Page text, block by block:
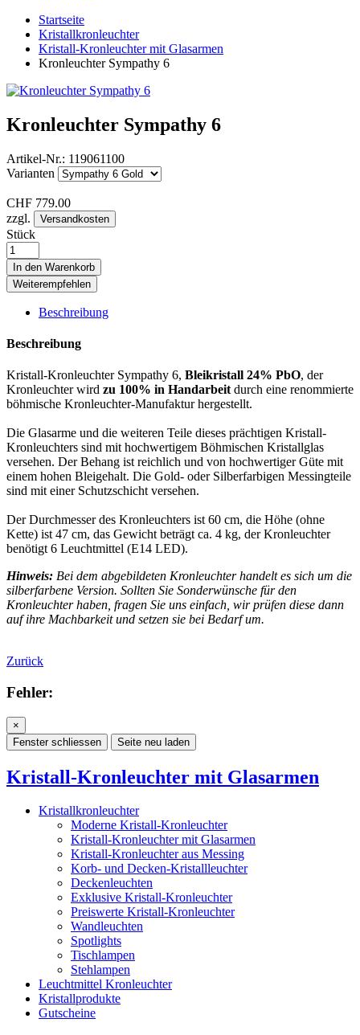
Startseite
Kristallkronleuchter
Kristall-Kronleuchter mit Glasarmen
Kronleuchter Sympathy 6
Kronleuchter Sympathy 6
Artikel-Nr.: 119061100
Varianten
CHF 779.00
zzgl.
Versandkosten
Stück
In den Warenkorb
Weiterempfehlen
Beschreibung
Beschreibung
Kristall-Kronleuchter Sympathy 6, Bleikristall 24% PbO, der
Kronleuchter wird zu 100% in Handarbeit durch eine renommierte
böhmische Kronleuchter-Manufaktur hergestellt.
Die Glasarme und die weiteren Teile dieses prächtigen Kristall-
Kronleuchters sind mit hochwertigem Böhmischen Kristallglas
versehen. Der Behang ist reichlich und von hochwertiger Güte mit
einem hohen Bleigehalt. Die Gold- oder Silberfarbigen Messingteile
sind mit einer Schutzschicht versehen.
Der Durchmesser des Kronleuchters ist 60 cm, die Höhe (ohne
Kette) ist 47 cm, das Gewicht beträgt ca. 4 kg, der Kronleuchter
benötigt 6 Leuchtmittel (E14 LED).
Hinweis: Bei dem abgebildeten Kronleuchter handelt es sich um die
silberfarbene Version. Sollten Sie Sonderwünsche für den
Kronleuchter haben, fragen Sie uns einfach, wir prüfen diese dann
auf ihre Machbarkeit und setzen sie bei Bedarf um.
Zurück
Fehler:
×
Fenster schliessen
Seite neu laden
Kristall-Kronleuchter mit Glasarmen
Kristallkronleuchter
Moderne Kristall-Kronleuchter
Kristall-Kronleuchter mit Glasarmen
Kristall-Kronleuchter aus Messing
Korb- und Decken-Kristallleuchter
Deckenleuchten
Exklusive Kristall-Kronleuchter
Preiswerte Kristall-Kronleuchter
Wandleuchten
Spotlights
Tischlampen
Stehlampen
Leuchtmittel Kronleuchter
Kristallprodukte
Gutscheine